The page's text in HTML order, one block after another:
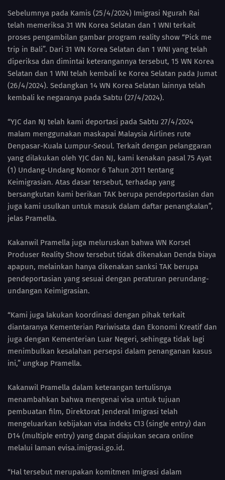
Sebelumnya pada Kamis (25/4/2024) Imigrasi Ngurah Rai
telah memeriksa 31 WN Korea Selatan dan 1 WNI terkait
proses pengambilan gambar program reality show “Pick me
trip in Bali”. Dari 31 WN Korea Selatan dan 1 WNI yang telah
diperiksa dan dimintai keterangannya tersebut, 15 WN Korea
Selatan dan 1 WNI telah kembali ke Korea Selatan pada Jumat
(26/4/2024). Sedangkan 14 WN Korea Selatan lainnya telah
kembali ke negaranya pada Sabtu (27/4/2024).
“YJC dan NJ telah kami deportasi pada Sabtu 27/4/2024
malam menggunakan maskapai Malaysia Airlines rute
Denpasar-Kuala Lumpur-Seoul. Terkait dengan pelanggaran
yang dilakukan oleh YJC dan NJ, kami kenakan pasal 75 Ayat
(1) Undang-Undang Nomor 6 Tahun 2011 tentang
Keimigrasian. Atas dasar tersebut, terhadap yang
bersangkutan kami berikan TAK berupa pendeportasian dan
juga kami usulkan untuk masuk dalam daftar penangkalan”,
jelas Pramella.
Kakanwil Pramella juga meluruskan bahwa WN Korsel
Produser Reality Show tersebut tidak dikenakan Denda biaya
apapun, melainkan hanya dikenakan sanksi TAK berupa
pendeportasian yang sesuai dengan peraturan perundang-
undangan Keimigrasian.
“Kami juga lakukan koordinasi dengan pihak terkait
diantaranya Kementerian Pariwisata dan Ekonomi Kreatif dan
juga dengan Kementerian Luar Negeri, sehingga tidak lagi
menimbulkan kesalahan persepsi dalam penanganan kasus
ini,” ungkap Pramella.
Kakanwil Pramella dalam keterangan tertulisnya
menambahkan bahwa mengenai visa untuk tujuan
pembuatan film, Direktorat Jenderal Imigrasi telah
mengeluarkan kebijakan visa indeks C13 (single entry) dan
D14 (multiple entry) yang dapat diajukan secara online
melalui laman evisa.imigrasi.go.id.
“Hal tersebut merupakan komitmen Imigrasi dalam